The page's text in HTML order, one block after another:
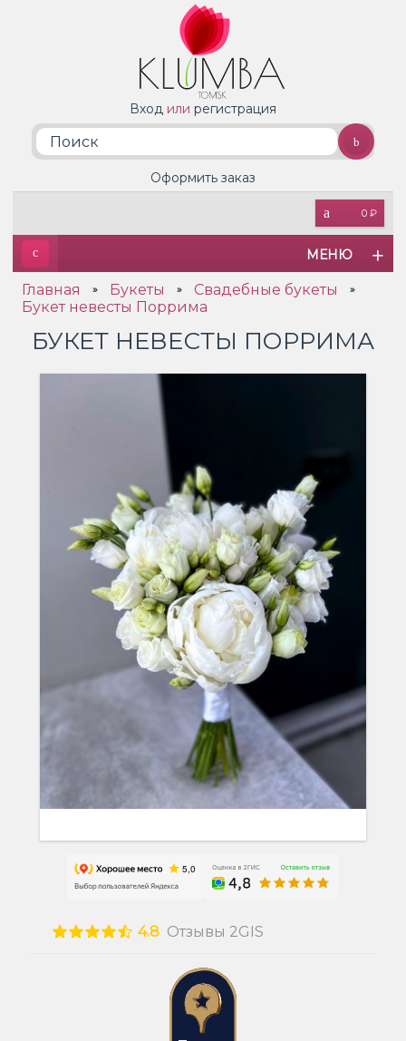
Вход или регистрация
0 ₽
Оформить заказ
МЕНЮ
Главная » Букеты » Свадебные букеты »
Букет невесты Поррима
БУКЕТ НЕВЕСТЫ ПОРРИМА
4.8 Отзывы 2GIS